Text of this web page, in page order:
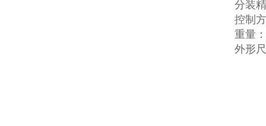
分装
控制
重量
外形